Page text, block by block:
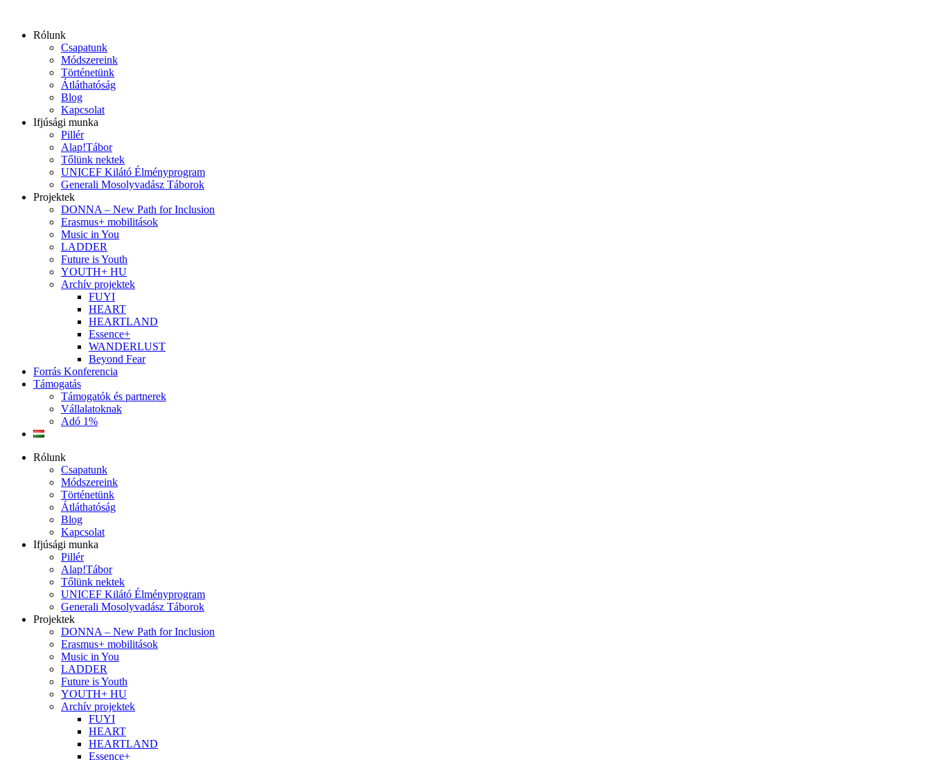
tartalomhoz
Rólunk
Csapatunk
Módszereink
Történetünk
Átláthatóság
Blog
Kapcsolat
Ifjúsági munka
Pillér
Alap!Tábor
Tőlünk nektek
UNICEF Kilátó Élményprogram
Generali Mosolyvadász Táborok
Projektek
DONNA – New Path for Inclusion
Erasmus+ mobilitások
Music in You
LADDER
Future is Youth
YOUTH+ HU
Archív projektek
FUYI
HEART
HEARTLAND
Essence+
WANDERLUST
Beyond Fear
Forrás Konferencia
Támogatás
Támogatók és partnerek
Vállalatoknak
Adó 1%
Rólunk
Csapatunk
Módszereink
Történetünk
Átláthatóság
Blog
Kapcsolat
Ifjúsági munka
Pillér
Alap!Tábor
Tőlünk nektek
UNICEF Kilátó Élményprogram
Generali Mosolyvadász Táborok
Projektek
DONNA – New Path for Inclusion
Erasmus+ mobilitások
Music in You
LADDER
Future is Youth
YOUTH+ HU
Archív projektek
FUYI
HEART
HEARTLAND
Essence+